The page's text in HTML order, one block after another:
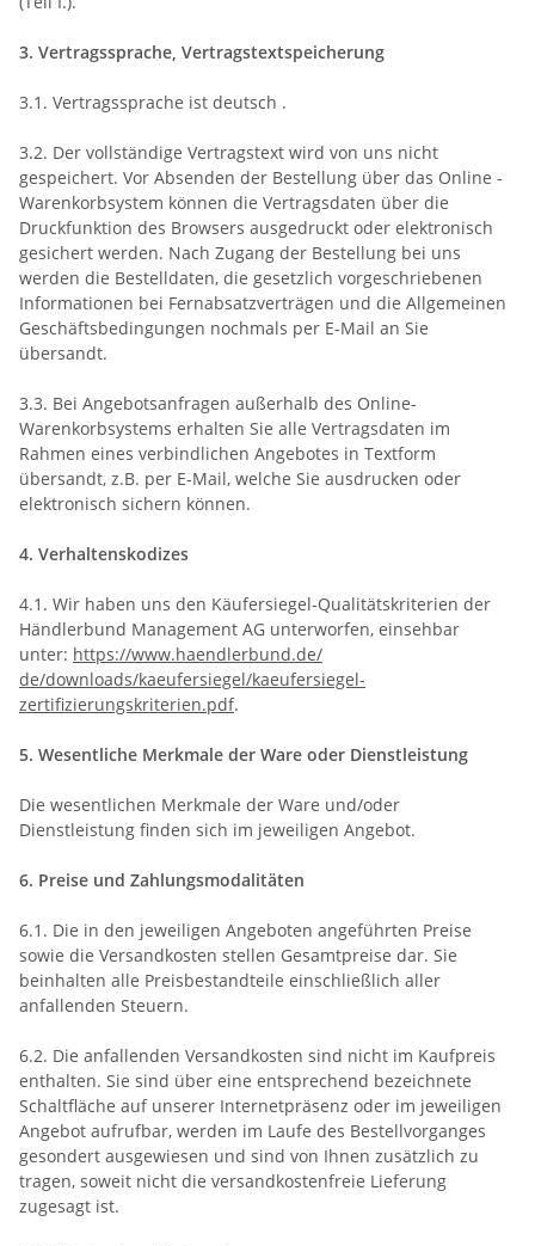
3. Vertragssprache, Vertragstextspeicherung
3.1. Vertragssprache ist deutsch .
3.2. Der vollständige Vertragstext wird von uns nicht
gespeichert. Vor Absenden der Bestellung über das Online -
Warenkorbsystem können die Vertragsdaten über die
Druckfunktion des Browsers ausgedruckt oder elektronisch
gesichert werden. Nach Zugang der Bestellung bei uns
werden die Bestelldaten, die gesetzlich vorgeschriebenen
Informationen bei Fernabsatzverträgen und die Allgemeinen
Geschäftsbedingungen nochmals per E-Mail an Sie
übersandt.
3.3. Bei Angebotsanfragen außerhalb des Online-
Warenkorbsystems erhalten Sie alle Vertragsdaten im
Rahmen eines verbindlichen Angebotes in Textform
übersandt, z.B. per E-Mail, welche Sie ausdrucken oder
elektronisch sichern können.
4. Verhaltenskodizes
4.1. Wir haben uns den Käufersiegel-Qualitätskriterien der
Händlerbund Management AG unterworfen, einsehbar
unter: https://www.haendlerbund.de/
de/downloads/kaeufersiegel/kaeufersiegel-
zertifizierungskriterien.pdf.
5. Wesentliche Merkmale der Ware oder Dienstleistung
Die wesentlichen Merkmale der Ware und/oder
Dienstleistung finden sich im jeweiligen Angebot.
6. Preise und Zahlungsmodalitäten
6.1. Die in den jeweiligen Angeboten angeführten Preise
sowie die Versandkosten stellen Gesamtpreise dar. Sie
beinhalten alle Preisbestandteile einschließlich aller
anfallenden Steuern.
6.2. Die anfallenden Versandkosten sind nicht im Kaufpreis
enthalten. Sie sind über eine entsprechend bezeichnete
Schaltfläche auf unserer Internetpräsenz oder im jeweiligen
Angebot aufrufbar, werden im Laufe des Bestellvorganges
gesondert ausgewiesen und sind von Ihnen zusätzlich zu
tragen, soweit nicht die versandkostenfreie Lieferung
zugesagt ist.